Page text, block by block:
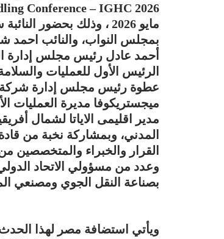
مايو 2026 ، وذلك
بمجلس النواب، والنائب احمد
أحمد عادل رئيس مجلس إدارة
الرئيس الأول للعمليات
عطوة رئيس مجلس إدارة شركة
ميجستريكوفا مديرة العمليات
مدير اقليمى الاياتا لشمال
القرار والخبراء
وعدد من مسؤولي الاتحاد الدولي
بصناعة النقل الجوي ومصنعي
ويأتي استضافة مصر لهذا الحدث